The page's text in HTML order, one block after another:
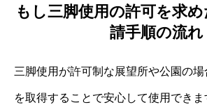
もし三脚使用の許可を求
請手順の流れ
三脚使用が許可制な展望所や公園の
を取得することで安心して使用でき